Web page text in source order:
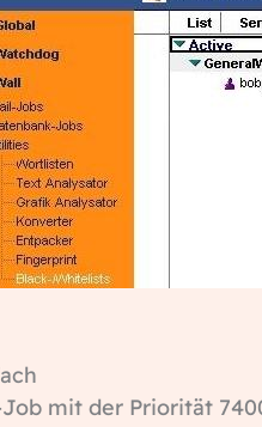
mit der Priorität